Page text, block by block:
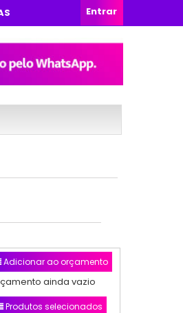
Entrar
Adicionar ao orçamento
ainda vazio
Produtos selecionados